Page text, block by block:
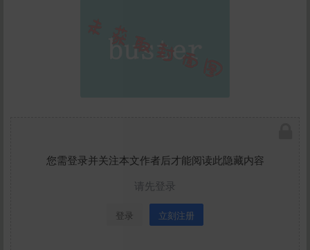
您需登录并关注本文作者后才能阅读此隐藏内容
请先登录
登录 立刻注册